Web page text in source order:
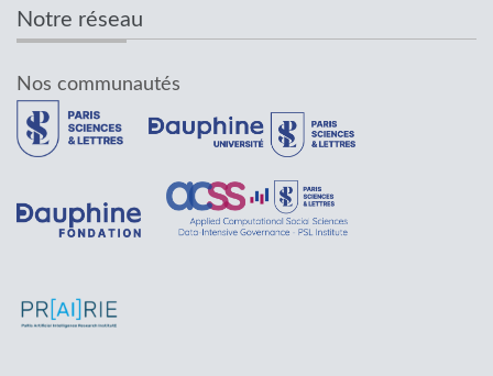
Notre réseau
Nos communautés